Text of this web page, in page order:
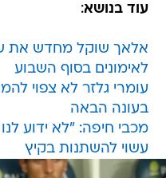
עוד בנושא:
אלאך שוקל מחדש את
לאימונים בסוף השבוע
עומרי גלזר לא צפוי
בעונה הבאה
מכבי חיפה: "לא ידוע
עשוי להשתנות בקיץ